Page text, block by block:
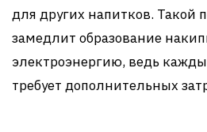
для других напитков. Такой
замедлит образование
электроэнергию, ведь
требует дополнительных